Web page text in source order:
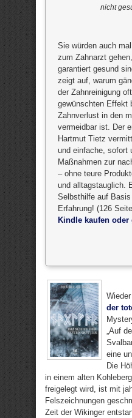
nicht
Sie würden auch
zum Zahnarzt
garantiert gesund
zeigt auf, warum
der Zahnreinigung
gewünschten Effekt
Zahnverlust in den
vermeidbar ist. Der
Hartmut Tietz
und einfache, sofort
Maßnahmen zur
– ohne teure
und alltagstauglich.
Selbsthilfe auf
Erfahrung! (126
Kindle kaufen
der
„Auf
eine
Die
in einem alten
freigelegt wird, ist mit
Felszeichnungen
Zeit der Wikinger